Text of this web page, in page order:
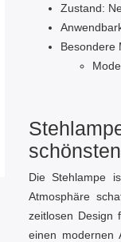
Zustand:
Besondere
Die Stehlampe
Atmosphäre
zeitlosen Design
einen modernen